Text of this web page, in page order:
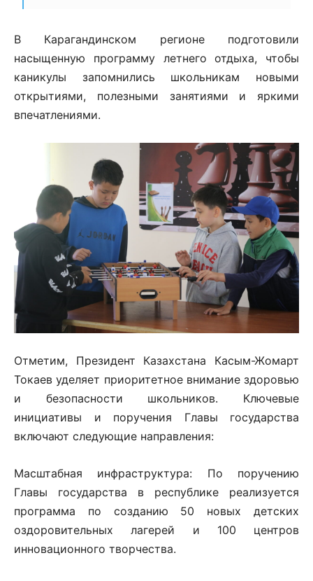
В Карагандинском регионе подготовили
насыщенную программу летнего отдыха, чтобы
каникулы запомнились школьникам новыми
открытиями, полезными занятиями и яркими
впечатлениями.
Отметим, Президент Казахстана Касым-Жомарт
Токаев уделяет приоритетное внимание здоровью
и безопасности школьников. Ключевые
инициативы и поручения Главы государства
включают следующие направления:
Масштабная инфраструктура: По поручению
Главы государства в республике реализуется
программа по созданию 50 новых детских
оздоровительных лагерей и 100 центров
инновационного творчества.